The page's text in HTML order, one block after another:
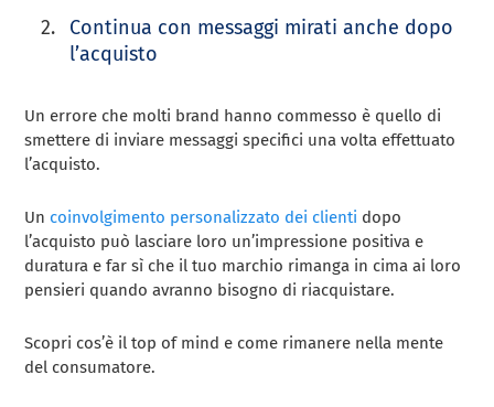
Continua con messaggi mirati anche dopo
l’acquisto
Un errore che molti brand hanno commesso è quello di
smettere di inviare messaggi specifici una volta effettuato
l’acquisto.
Un coinvolgimento personalizzato dei clienti dopo
l’acquisto può lasciare loro un’impressione positiva e
duratura e far sì che il tuo marchio rimanga in cima ai loro
pensieri quando avranno bisogno di riacquistare.
Scopri cos’è il top of mind e come rimanere nella mente
del consumatore.